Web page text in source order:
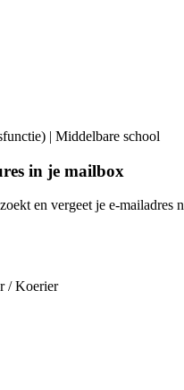
| Middelbare school
in je mailbox
en vergeet je e-mailadres
/ Koerier